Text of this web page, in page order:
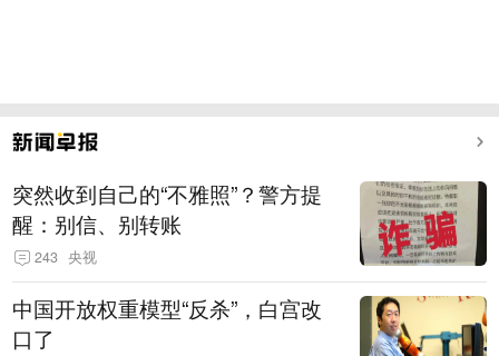
突然收到自己的“不雅照”？警方提
醒：别信、别转账
243 央视
中国开放权重模型“反杀”，白宫改
口了